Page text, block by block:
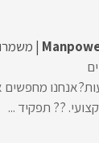
מחפשים
?? תפקיד ...